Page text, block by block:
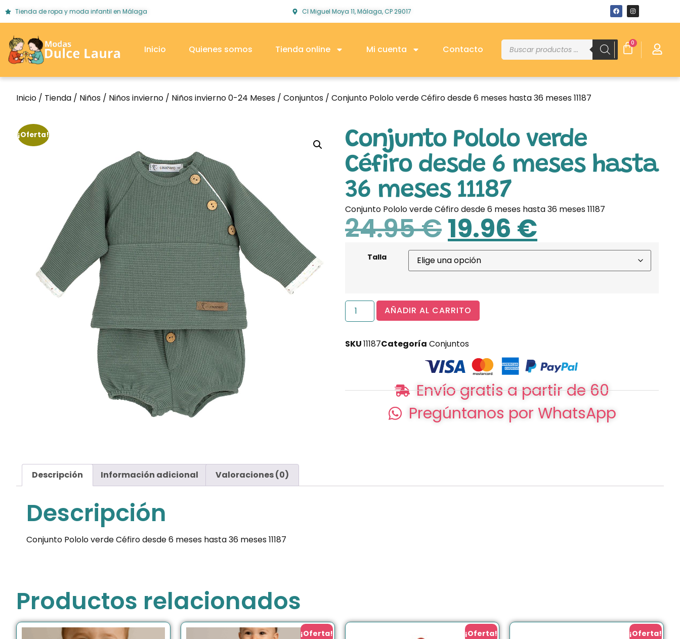
Tienda de ropa y moda infantil en Málaga Cl Miguel Moya 11, Málaga, CP 29017
Inicio Quienes somos Tienda online Mi cuenta Contacto
0
Inicio / Tienda / Niños / Niños invierno / Niños invierno 0-24 Meses / Conjuntos / Conjunto Pololo verde Céfiro desde 6 meses hasta 36 meses 11187
¡Oferta!
Conjunto Pololo verde
Céfiro desde 6 meses hasta
36 meses 11187
Conjunto Pololo verde Céfiro desde 6 meses hasta 36 meses 11187
24.95€19.96€
Talla
AÑADIR AL CARRITO
SKU11187Categoría Conjuntos
Envío gratis a partir de 60
Pregúntanos por WhatsApp
Descripción Información adicional Valoraciones (0)
Descripción
Conjunto Pololo verde Céfiro desde 6 meses hasta 36 meses 11187
Productos relacionados
¡Oferta! ¡Oferta! ¡Oferta!